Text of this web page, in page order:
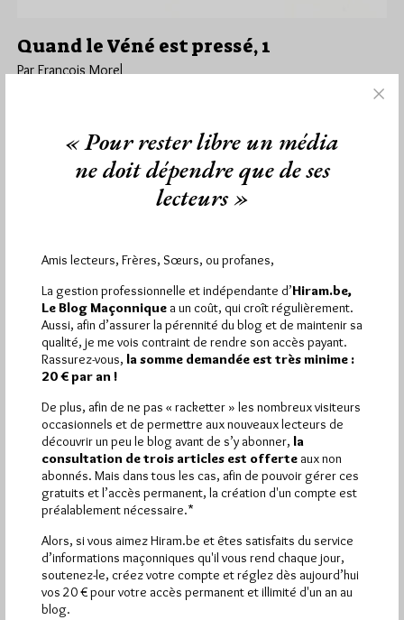
Quand le Véné est pressé, 1
Par François Morel
Lu 810 fois
Qui connaît Aima Nuel Mc Ron ?...
Humour 1 commentaire
Hier jeudi 6 août 2026, Hiram.be a reçu1 672 visites
2 608 pagesont été lues (Source : Pirsch.io)
Plus d’informations
Quels sont les articles les plus lus du blog ?
Abonnement aux Newsletters - RSS
« Pour rester libre un média
ne doit dépendre que de ses
lecteurs »
Amis lecteurs, Frères, Sœurs, ou profanes,
La gestion professionnelle et indépendante d’Hiram.be,
Le Blog Maçonnique a un coût, qui croît régulièrement.
Aussi, afin d’assurer la pérennité du blog et de maintenir sa
qualité, je me vois contraint de rendre son accès payant.
Rassurez-vous, la somme demandée est très minime :
20 € par an !
De plus, afin de ne pas « racketter » les nombreux visiteurs
occasionnels et de permettre aux nouveaux lecteurs de
découvrir un peu le blog avant de s’y abonner, la
consultation de trois articles est offerte aux non
abonnés. Mais dans tous les cas, afin de pouvoir gérer ces
gratuits et l’accès permanent, la création d'un compte est
préalablement nécessaire.*
Alors, si vous aimez Hiram.be et êtes satisfaits du service
d’informations maçonniques qu'il vous rend chaque jour,
soutenez-le, créez votre compte et réglez dès aujourd’hui
vos 20 € pour votre accès permanent et illimité d'un an au
blog.